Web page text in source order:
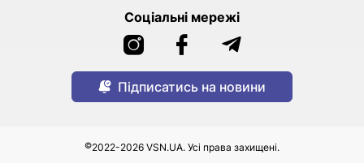
Соціальні мережі
Підписатись на новини
©2022-2026 VSN.UA. Усі права захищені.